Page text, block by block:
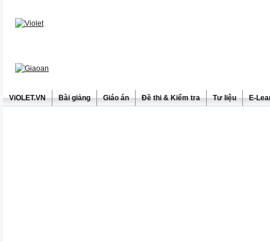
ViOLET.VN Bài giảng Giáo án Đề thi & Kiểm tra Tư liệu E-